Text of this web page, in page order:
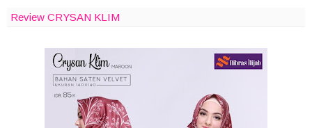
Review CRYSAN KLIM